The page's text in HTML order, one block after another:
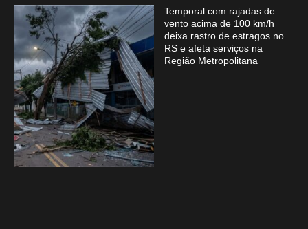
Temporal com rajadas de
vento acima de 100 km/h
deixa rastro de estragos no
RS e afeta serviços na
Região Metropolitana